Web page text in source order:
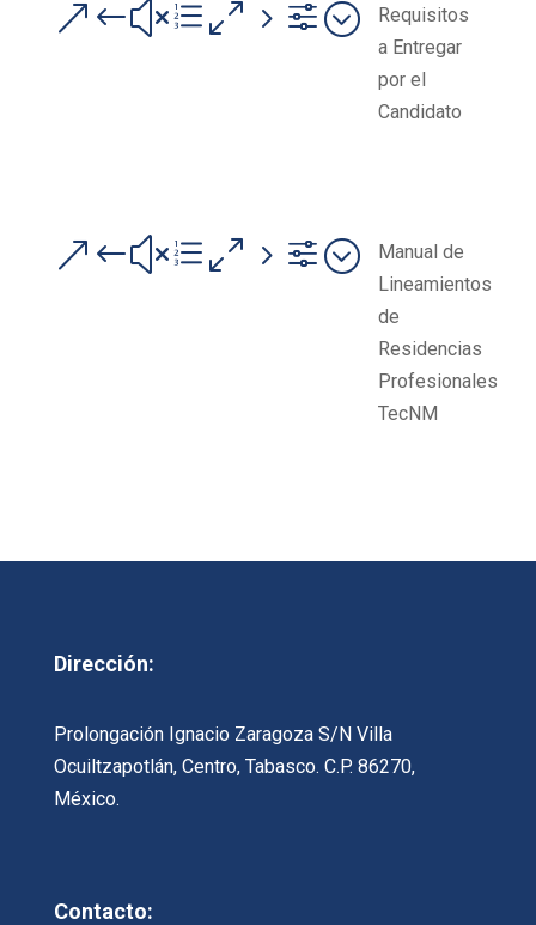
&#xe05f;
Requisitos
a Entregar
por el
Candidato
&#xe05f;
Manual de
Lineamientos
de
Residencias
Profesionales
TecNM
Dirección:
Prolongación Ignacio Zaragoza S/N Villa
Ocuiltzapotlán, Centro, Tabasco. C.P. 86270,
México.
Contacto: